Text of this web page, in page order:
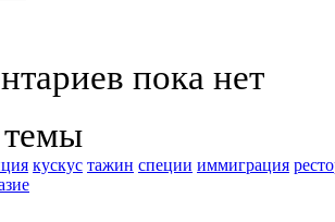
пока нет
кускус тажин специи иммиграция